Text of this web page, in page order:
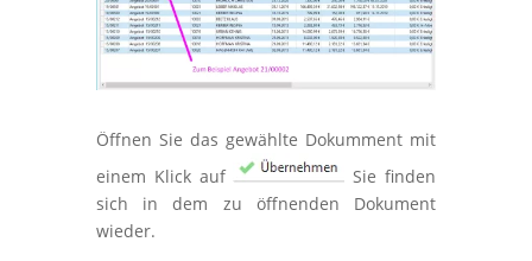
Öffnen Sie das gewählte Dokumment mit
einem Klick auf
Sie finden
sich in dem zu öffnenden Dokument
wieder.